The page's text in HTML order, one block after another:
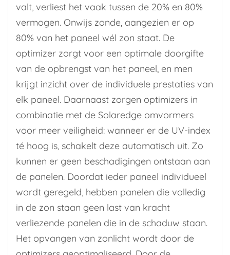
valt, verliest het vaak tussen de 20% en 80%
vermogen. Onwijs zonde, aangezien er op
80% van het paneel wél zon staat. De
optimizer zorgt voor een optimale doorgifte
van de opbrengst van het paneel, en men
krijgt inzicht over de individuele prestaties van
elk paneel. Daarnaast zorgen optimizers in
combinatie met de Solaredge omvormers
voor meer veiligheid: wanneer er de UV-index
té hoog is, schakelt deze automatisch uit. Zo
kunnen er geen beschadigingen ontstaan aan
de panelen. Doordat ieder paneel individueel
wordt geregeld, hebben panelen die volledig
in de zon staan geen last van kracht
verliezende panelen die in de schaduw staan.
Het opvangen van zonlicht wordt door de